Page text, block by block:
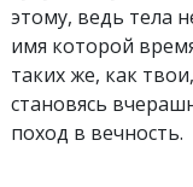
этому, ведь тела
имя которой
таких же, как
становясь
поход в вечность.